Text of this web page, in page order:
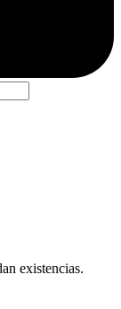
existencias.